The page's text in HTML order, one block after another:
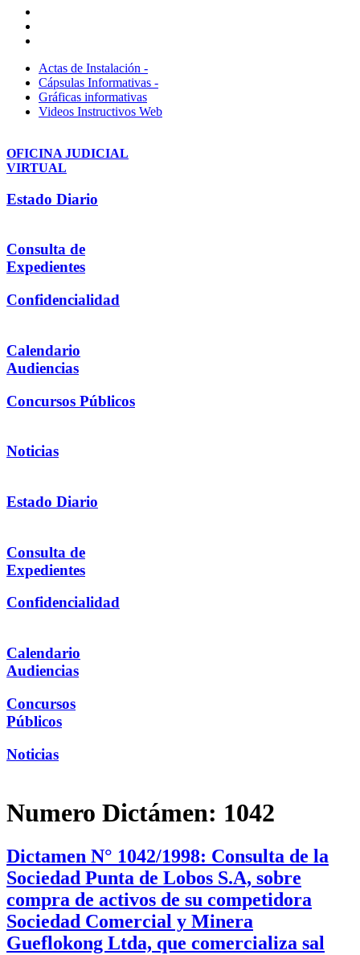
Actas de Instalación -
Cápsulas Informativas -
Gráficas informativas
Videos Instructivos Web
OFICINA JUDICIAL
VIRTUAL
Estado Diario
Consulta de
Expedientes
Confidencialidad
Calendario
Audiencias
Concursos Públicos
Noticias
Estado Diario
Consulta de
Expedientes
Confidencialidad
Calendario
Audiencias
Concursos
Públicos
Noticias
Numero Dictámen: 1042
Dictamen N° 1042/1998: Consulta de la
Sociedad Punta de Lobos S.A, sobre
compra de activos de su competidora
Sociedad Comercial y Minera
Gueflokong Ltda, que comercializa sal